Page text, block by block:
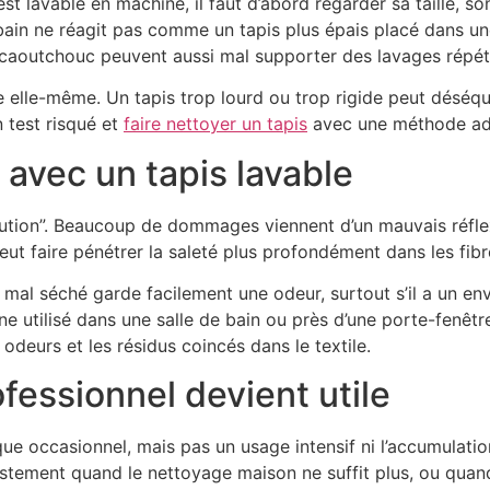
ne réagit pas comme un tapis plus épais placé dans
peuvent aussi mal supporter des lavages
même. Un tapis trop lourd ou trop rigide peut
test risqué et faire nettoyer un tapis avec une méthode
un tapis lavable
Beaucoup de dommages viennent d’un mauvais
faire pénétrer la saleté plus profondément dans les
séché garde facilement une odeur, surtout s’il a un
utilisé dans une salle de bain ou près d’une porte-
et les résidus coincés dans le textile.
devient utile
occasionnel, mais pas un usage intensif ni
quand le nettoyage maison ne suffit plus, ou